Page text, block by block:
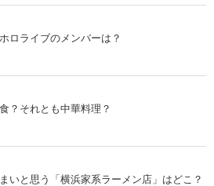
ロライブのメンバーは？
？それとも中華料理？
いと思う「横浜家系ラーメン店」はどこ？